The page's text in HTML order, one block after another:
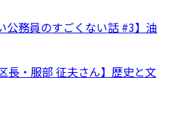
公務員のすごくない話 #3】油